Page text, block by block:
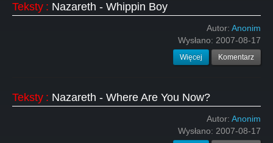
Teksty : Nazareth - Whippin Boy
Autor: Anonim
Wysłano: 2007-08-17
Więcej Komentarz
Teksty : Nazareth - Where Are You Now?
Autor: Anonim
Wysłano: 2007-08-17